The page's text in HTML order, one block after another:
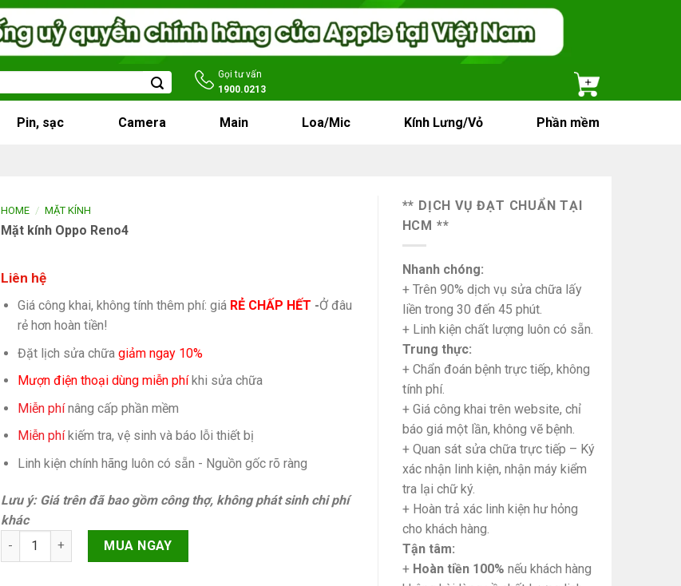
Gọi tư vấn
1900.0213
Pin, sạc Camera Main Loa/Mic Kính Lưng/Vỏ Phần mềm
HOME / MẶT KÍNH
Mặt kính Oppo Reno4
Liên hệ
Giá công khai, không tính thêm phí: giá RẺ CHẤP HẾT -Ở đâu
rẻ hơn hoàn tiền!
Đặt lịch sửa chữa giảm ngay 10%
Mượn điện thoại dùng miễn phíkhi sửa chữa
Miễn phínâng cấp phần mềm
Miễn phíkiếm tra, vệ sinh và báo lỗi thiết bị
Linh kiện chính hãng luôn có sẵn - Nguồn gốc rõ ràng
Lưu ý: Giá trên đã bao gồm công thợ, không phát sinh chi phí
khác
Mặt kính Oppo Reno4 quantity
MUA NGAY
** DỊCH VỤ ĐẠT CHUẨN TẠI
HCM **
Nhanh chóng:
+ Trên 90% dịch vụ sửa chữa lấy
liền trong 30 đến 45 phút.
+ Linh kiện chất lượng luôn có sẵn.
Trung thực:
+ Chẩn đoán bệnh trực tiếp, không
tính phí.
+ Giá công khai trên website, chỉ
báo giá một lần, không vẽ bệnh.
+ Quan sát sửa chữa trực tiếp – Ký
xác nhận linh kiện, nhận máy kiểm
tra lại chữ ký.
+ Hoàn trả xác linh kiện hư hỏng
cho khách hàng.
Tận tâm:
+ Hoàn tiền 100% nếu khách hàng